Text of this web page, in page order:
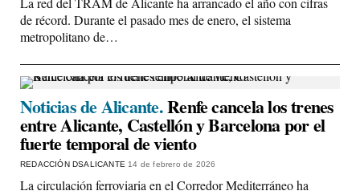
de récord. Durante el pasado mes de enero, el sistema
metropolitano de…
Noticias de Alicante.Renfe cancela los trenes
entre Alicante, Castellón y Barcelona por el
fuerte temporal de viento
REDACCIÓN DSALICANTE14 de febrero de 2026
La circulación ferroviaria en el Corredor Mediterráneo ha